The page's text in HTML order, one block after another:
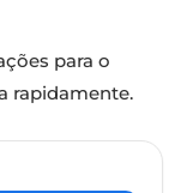
para o
rapidamente.